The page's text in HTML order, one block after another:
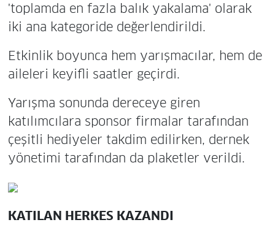
'toplamda en fazla balık yakalama' olarak
iki ana kategoride değerlendirildi.
Etkinlik boyunca hem yarışmacılar, hem de
aileleri keyifli saatler geçirdi.
Yarışma sonunda dereceye giren
katılımcılara sponsor firmalar tarafından
çeşitli hediyeler takdim edilirken, dernek
yönetimi tarafından da plaketler verildi.
KATILAN HERKES KAZANDI